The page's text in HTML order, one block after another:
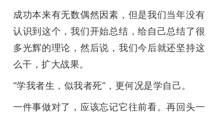
成功本来有无数偶然因素，但是我们当年没有
认识到这个，我们开始总结，给自己总结了很
多光辉的理论，然后说，我们今后就还坚持这
么干，扩大战果。
“学我者生，似我者死”，更何况是学自己。
一件事做对了，应该忘记它往前看。再回头一